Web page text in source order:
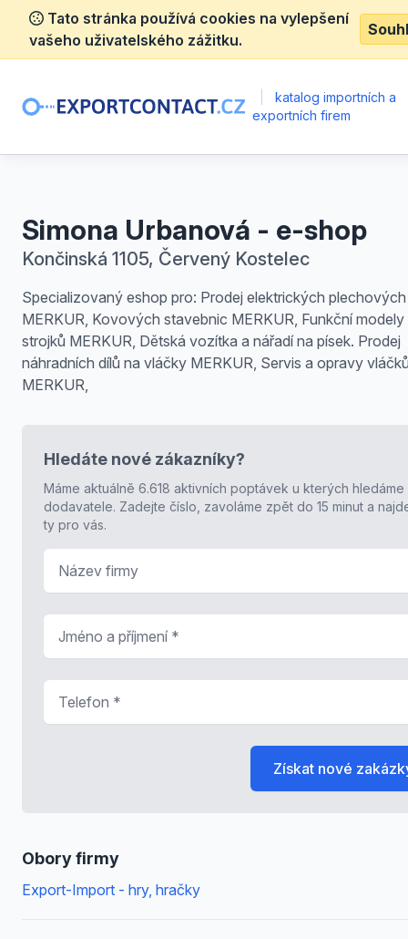
Tato stránka používá cookies na vylepšení
vašeho uživatelského zážitku.
katalog importních a
exportních firem
Simona Urbanová - e-shop
Končinská 1105, Červený Kostelec
Specializovaný eshop pro: Prodej elektrických
MERKUR, Kovových stavebnic MERKUR, Funkční modely
strojků MERKUR, Dětská vozítka a nářadí na písek. Prodej
náhradních dílů na vláčky MERKUR, Servis a opravy
MERKUR,
Obory firmy
Export-Import - hry, hračky
Hledáte nové zákazníky?
Máme aktuálně 6.618 aktivních poptávek u kterých hledáme
dodavatele. Zadejte číslo, zavoláme zpět do 15 minut a
ty pro vás.
Získat nové